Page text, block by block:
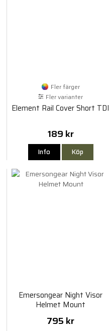
Fler färger
Fler varianter
Element Rail Cover Short TDI
189 kr
Info Köp
Emersongear Night Visor
Helmet Mount
795 kr